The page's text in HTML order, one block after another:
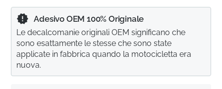
Adesivo OEM 100% Originale
Le decalcomanie originali OEM significano che
sono esattamente le stesse che sono state
applicate in fabbrica quando la motocicletta era
nuova.